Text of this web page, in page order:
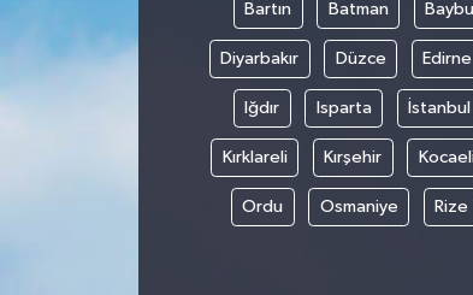
Bartın Batman
Diyarbakır Düzce Edirne
Iğdır Isparta İstanbul
Kırklareli Kırşehir
Ordu Osmaniye Rize